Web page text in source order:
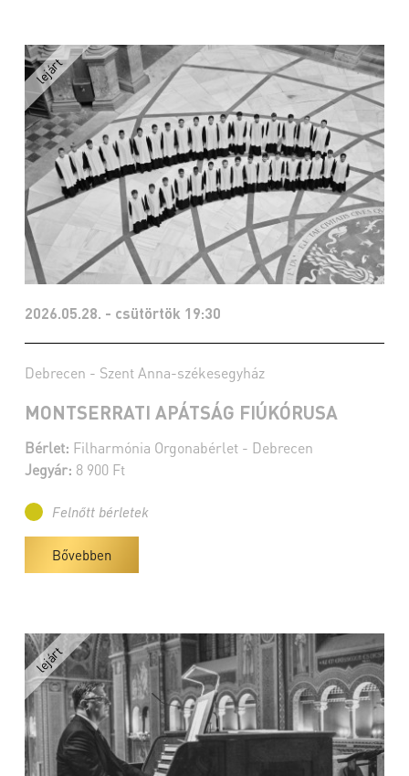
2026.05.28. - csütörtök 19:30
Debrecen - Szent Anna-székesegyház
MONTSERRATI APÁTSÁG FIÚKÓRUSA
Bérlet: Filharmónia Orgonabérlet - Debrecen
Jegyár: 8 900 Ft
Felnőtt bérletek
Bővebben